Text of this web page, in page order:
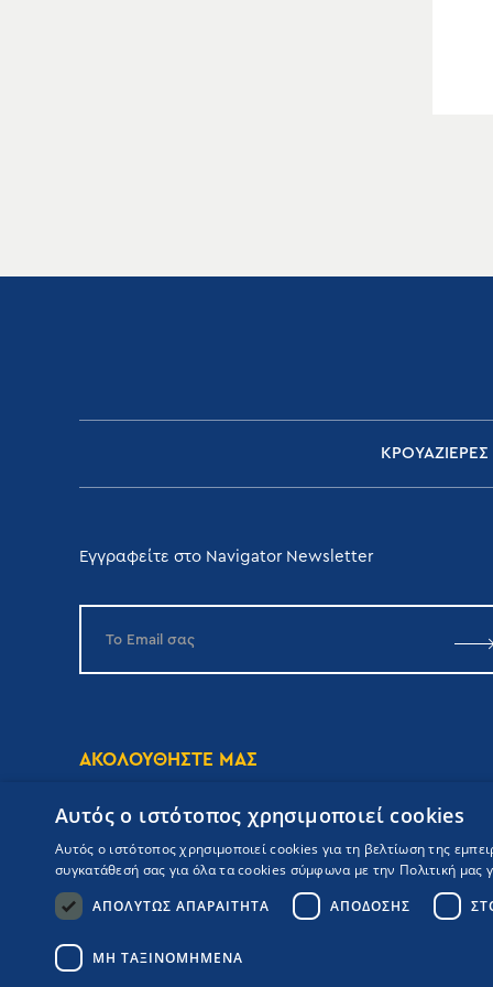
ΚΡΟΥΑΖΙΕΡΕΣ
Εγγραφείτε στο Navigator Newsletter
ΑΚΟΛΟΥΘΗΣΤΕ ΜΑΣ
Copyrights Navigator © ΜΗ.Τ.Ε 0206Ε60000476600
Πολιτική Απορρήτου
Αυτός ο ιστότοπος χρησιμοποιεί cookies
Αυτός ο ιστότοπος χρησιμοποιεί cookies για τη βελτίωση της
συγκατάθεσή σας για όλα τα cookies σύμφωνα με την Πολιτική μας
ΑΠΟΛΎΤΩΣ ΑΠΑΡΑΊΤΗΤΑ
ΑΠΌΔΟΣΗΣ
ΜΗ ΤΑΞΙΝΟΜΗΜΈΝΑ